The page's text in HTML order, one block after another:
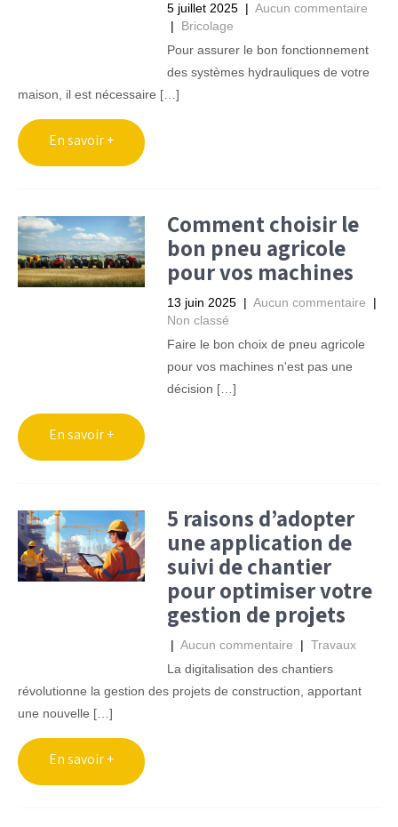
5 juillet 2025 | Aucun commentaire
| Bricolage
Pour assurer le bon fonctionnement
des systèmes hydrauliques de votre
maison, il est nécessaire […]
Comment choisir le
bon pneu agricole
pour vos machines
13 juin 2025 | Aucun commentaire
|
Non classé
Faire le bon choix de pneu agricole
pour vos machines n'est pas une
décision […]
5 raisons d’adopter
une application de
suivi de chantier
pour optimiser votre
gestion de projets
| Aucun commentaire | Travaux
La digitalisation des chantiers
révolutionne la gestion des projets de construction, apportant
une nouvelle […]